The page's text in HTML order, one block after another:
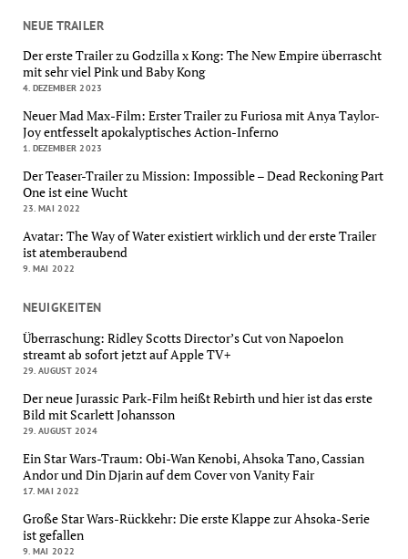
NEUE TRAILER
Der erste Trailer zu Godzilla x Kong: The New Empire überrascht
mit sehr viel Pink und Baby Kong
4. DEZEMBER 2023
Neuer Mad Max-Film: Erster Trailer zu Furiosa mit Anya Taylor-
Joy entfesselt apokalyptisches Action-Inferno
1. DEZEMBER 2023
Der Teaser-Trailer zu Mission: Impossible – Dead Reckoning Part
One ist eine Wucht
23. MAI 2022
Avatar: The Way of Water existiert wirklich und der erste Trailer
ist atemberaubend
9. MAI 2022
NEUIGKEITEN
Überraschung: Ridley Scotts Director’s Cut von Napoelon
streamt ab sofort jetzt auf Apple TV+
29. AUGUST 2024
Der neue Jurassic Park-Film heißt Rebirth und hier ist das erste
Bild mit Scarlett Johansson
29. AUGUST 2024
Ein Star Wars-Traum: Obi-Wan Kenobi, Ahsoka Tano, Cassian
Andor und Din Djarin auf dem Cover von Vanity Fair
17. MAI 2022
Große Star Wars-Rückkehr: Die erste Klappe zur Ahsoka-Serie
ist gefallen
9. MAI 2022